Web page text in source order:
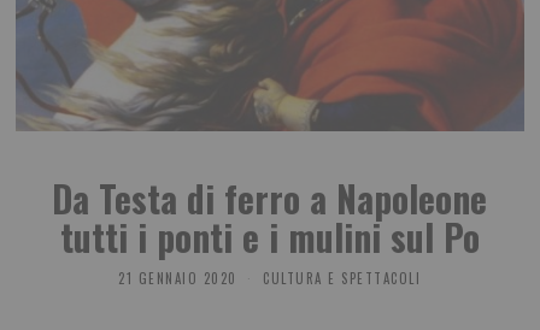
Da Testa di ferro a Napoleone
tutti i ponti e i mulini sul Po
21 GENNAIO 2020 CULTURA E SPETTACOLI